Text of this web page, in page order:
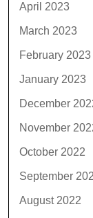
April 2023
March 2023
February 2023
January 2023
December
November
October 2022
September
August 2022